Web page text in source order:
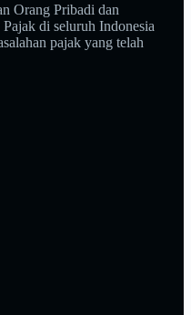
Orang Pribadi dan
di seluruh Indonesia
pajak yang telah